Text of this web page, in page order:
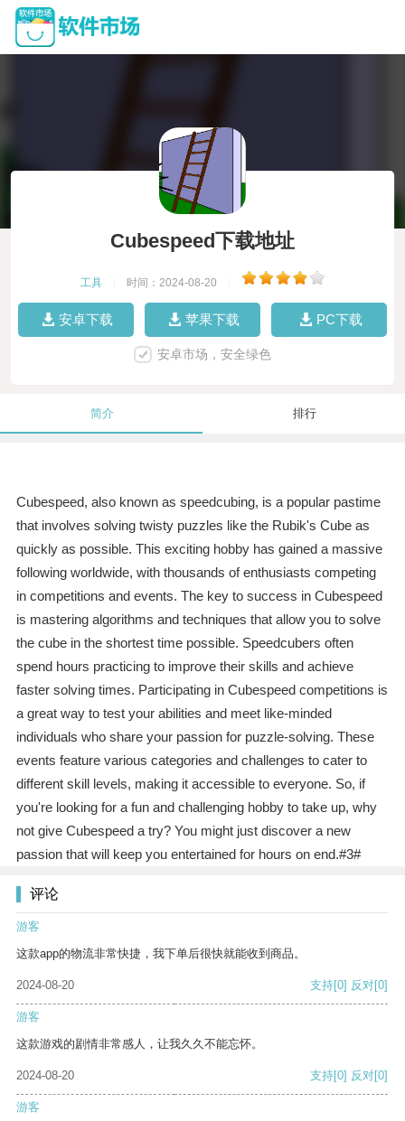
Cubespeed下载地址
工具 时间：2024-08-20
安卓下载 苹果下载 PC下载
安卓市场，安全绿色
简介 排行
Cubespeed, also known as speedcubing, is a popular pastime
that involves solving twisty puzzles like the Rubik's Cube as
quickly as possible. This exciting hobby has gained a massive
following worldwide, with thousands of enthusiasts competing
in competitions and events. The key to success in Cubespeed
is mastering algorithms and techniques that allow you to solve
the cube in the shortest time possible. Speedcubers often
spend hours practicing to improve their skills and achieve
faster solving times. Participating in Cubespeed competitions is
a great way to test your abilities and meet like-minded
individuals who share your passion for puzzle-solving. These
events feature various categories and challenges to cater to
different skill levels, making it accessible to everyone. So, if
you're looking for a fun and challenging hobby to take up, why
not give Cubespeed a try? You might just discover a new
passion that will keep you entertained for hours on end.#3#
评论
游客
这款app的物流非常快捷，我下单后很快就能收到商品。
2024-08-20 支持[0] 反对[0]
游客
这款游戏的剧情非常感人，让我久久不能忘怀。
2024-08-20 支持[0] 反对[0]
游客